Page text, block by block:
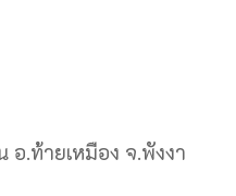
อ.ท้ายเหมือง​ จ.พังงา​